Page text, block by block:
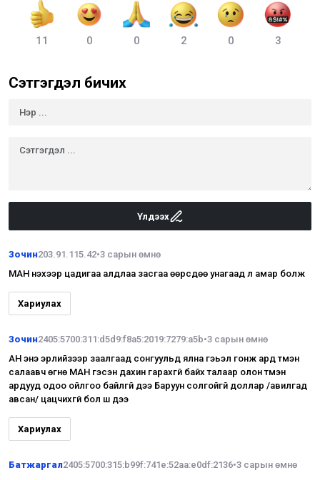
11 0 0 2 0 3
Сэтгэгдэл бичих
Үлдээх
Зочин203.91.115.42•3 сарын өмнө
МАН үнэхээр цадигаа алдлаа засгаа өөрсдөө унагаад л амар болж
Хариулах
Зочин2405:5700:311:d5d9:f8a5:2019:7279:a5b•3 сарын өмнө
АН энэ эрлийзээр заалгаад сонгуульд ялна гэьэл гонж ард түмэн
салаавч өгнө МАН гэсэн дахин гарахгүй байх талаар олон түмэн
ардууд одоо ойлгоо байлгүй дээ Баруун солгойгүй доллар /авилгад
авсан/ цацчихгүй бол шүү дээ
Хариулах
Батжаргал2405:5700:315:b99f:741e:52aa:e0df:2136•3 сарын өмнө